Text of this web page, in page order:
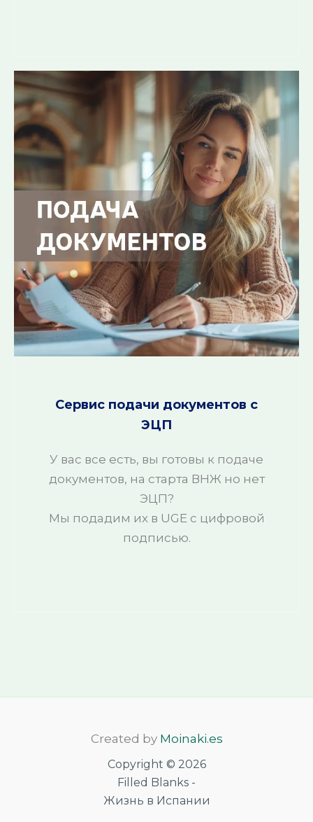
Сервис подачи документов с
ЭЦП
У вас все есть, вы готовы к подаче
документов, на старта ВНЖ но нет
ЭЦП?
Мы подадим их в UGE с цифровой
подписью.
Created by Moinaki.es
Copyright © 2026
Filled Blanks -
Жизнь в Испании